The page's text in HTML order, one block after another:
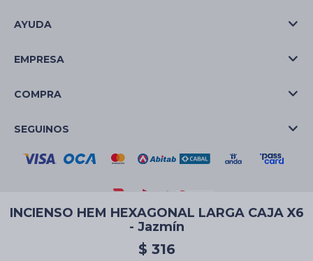
INCIENSO HEM HEXAGONAL LARGA CAJA X6
- Jazmín
$ 316
AYUDA
EMPRESA
COMPRA
SEGUINOS
© Copyright 2026 / La Casa de las Velas